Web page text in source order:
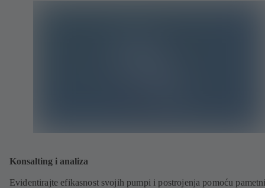
Konsalting i analiza
Evidentirajte efikasnost svojih pumpi i postrojenja pomoću